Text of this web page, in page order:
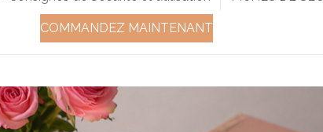
COMMANDEZ MAINTENANT